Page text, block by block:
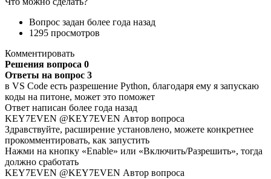
Вопрос задан более года назад
1295 просмотров
Комментировать
Решения вопроса 0
Ответы на вопрос 3
в VS Code есть разрешение Python, благодаря ему я запускаю
коды на питоне, может это поможет
Ответ написан более года назад
KEY7EVEN @KEY7EVEN Автор вопроса
Здравствуйте, расширение установлено, можете конкретнее
прокомментировать, как запустить
Нажми на кнопку «Enable» или «Включить/Разрешить», тогда
должно сработать
KEY7EVEN @KEY7EVEN Автор вопроса